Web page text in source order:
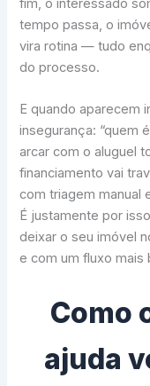
fim, o interessado
tempo passa, o
vira rotina — tudo
do processo.
E quando aparecem
insegurança: “quem
arcar com o aluguel
financiamento vai
com triagem manual
É justamente por
deixar o seu imóvel
e com um fluxo mais
Como
ajuda